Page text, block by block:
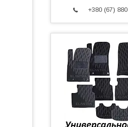
+380 (67)